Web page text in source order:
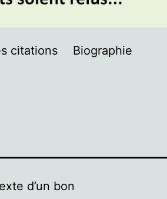
citations Biographie
d’un bon